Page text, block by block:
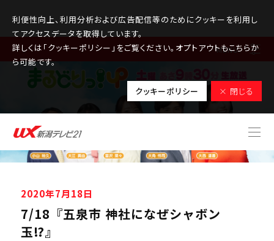
利便性向上、利用分析および広告配信等のためにクッキーを利用し
てアクセスデータを取得しています。
詳しくは「クッキーポリシー」をご覧ください。オプトアウトもこちらか
ら可能です。
クッキーポリシー × 閉じる
MENU
2020年7月18日
7/18『五泉市 神社になぜシャボン
玉⁉』